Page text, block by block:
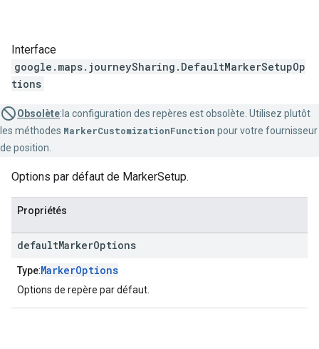
Interface
google.maps.journeySharing . DefaultMarkerSetupOp
tions
Obsolète:la configuration des repères est obsolète. Utilisez plutôt
les méthodes MarkerCustomizationFunction pour votre fournisseur
de position.
Options par défaut de MarkerSetup.
Propriétés
defaultMarkerOptions
Type:MarkerOptions
Options de repère par défaut.